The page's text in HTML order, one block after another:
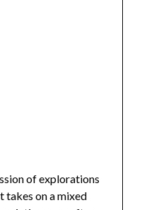
of explorations
takes on a mixed